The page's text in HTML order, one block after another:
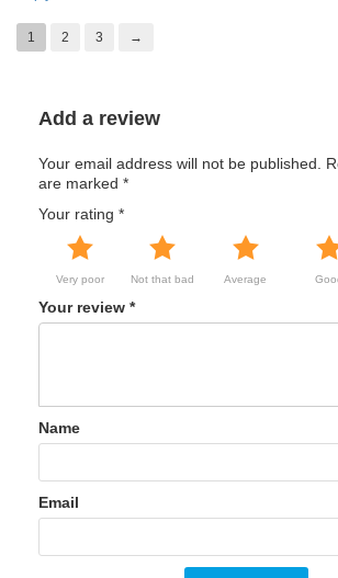
1 2 3 →
Add a review
Your email address will not be published.
are marked *
Your rating *
Very poor Not that bad Average
Your review *
Name
Email